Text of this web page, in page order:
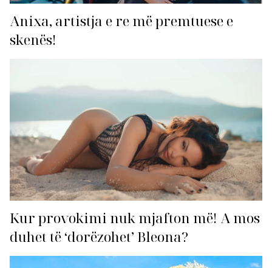
Anixa, artistja e re më premtuese e
skenës!
Kur provokimi nuk mjafton më! A mos
duhet të ‘dorëzohet’ Bleona?